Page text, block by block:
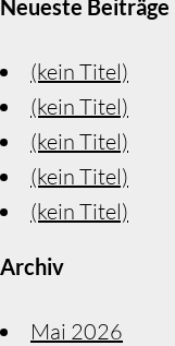
Neueste Beiträge
(kein Titel)
(kein Titel)
(kein Titel)
(kein Titel)
(kein Titel)
Archiv
Mai 2026